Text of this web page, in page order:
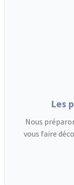
Les
Nous
vous faire